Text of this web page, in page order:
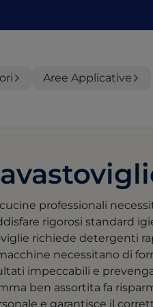
Aree Applicative
professionali
rigorosi standard
richiede detergenti
necessitano di
impeccabili e
ben assortita fa
e garantisce il